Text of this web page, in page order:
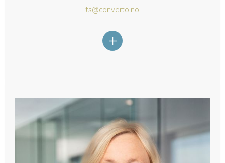
ts@converto.no